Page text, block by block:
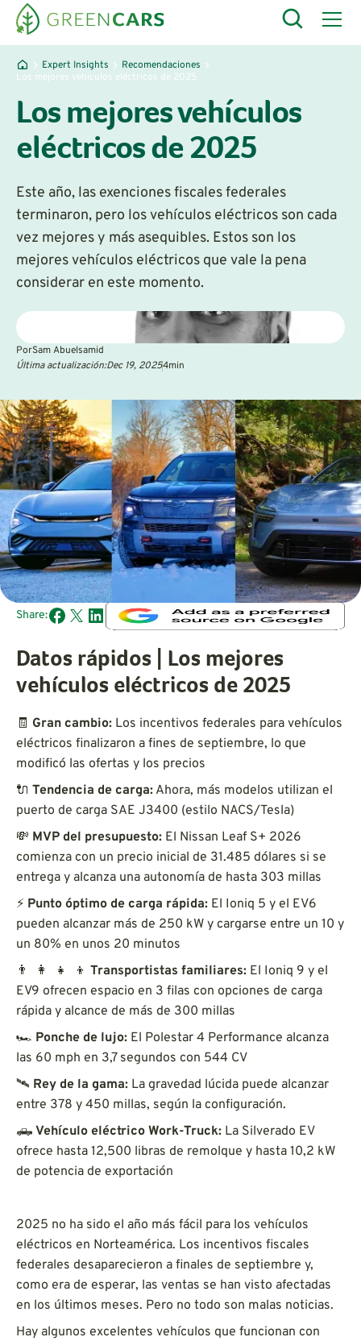
Expert Insights
Recomendaciones
Los mejores vehículos eléctricos de 2025
Los mejores vehículos
eléctricos de 2025
Este año, las exenciones fiscales federales
terminaron, pero los vehículos eléctricos son cada
vez mejores y más asequibles. Estos son los
mejores vehículos eléctricos que vale la pena
considerar en este momento.
PorSam Abuelsamid
Última actualización:Dec 19, 20254min
Share:
Datos rápidos | Los mejores
vehículos eléctricos de 2025
🧾 Gran cambio: Los incentivos federales para vehículos
eléctricos finalizaron a fines de septiembre, lo que
modificó las ofertas y los precios
🔌 Tendencia de carga: Ahora, más modelos utilizan el
puerto de carga SAE J3400 (estilo NACS/Tesla)
💸 MVP del presupuesto: El Nissan Leaf S+ 2026
comienza con un precio inicial de 31.485 dólares si se
entrega y alcanza una autonomía de hasta 303 millas
⚡ Punto óptimo de carga rápida: El Ioniq 5 y el EV6
pueden alcanzar más de 250 kW y cargarse entre un 10 y
un 80% en unos 20 minutos
👨 ‍ 👩 ‍ 👧 ‍ 👦 Transportistas familiares: El Ioniq 9 y el
EV9 ofrecen espacio en 3 filas con opciones de carga
rápida y alcance de más de 300 millas
🏎️ Ponche de lujo: El Polestar 4 Performance alcanza
las 60 mph en 3,7 segundos con 544 CV
🛰️ Rey de la gama: La gravedad lúcida puede alcanzar
entre 378 y 450 millas, según la configuración.
🛻 Vehículo eléctrico Work-Truck: La Silverado EV
ofrece hasta 12,500 libras de remolque y hasta 10,2 kW
de potencia de exportación
2025 no ha sido el año más fácil para los vehículos
eléctricos en Norteamérica. Los incentivos fiscales
federales desaparecieron a finales de septiembre y,
como era de esperar, las ventas se han visto afectadas
en los últimos meses. Pero no todo son malas noticias.
Hay algunos excelentes vehículos que funcionan con